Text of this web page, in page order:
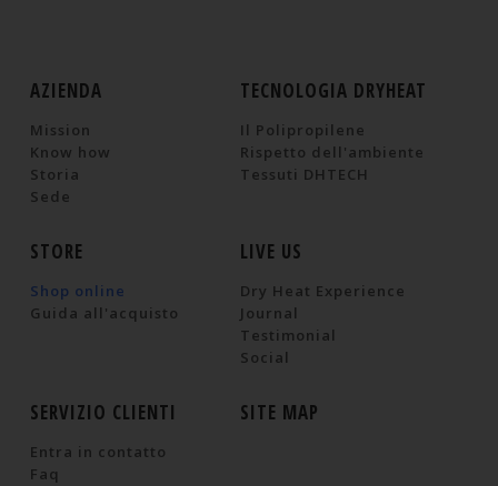
AZIENDA
Mission
Know how
Storia
Sede
TECNOLOGIA DRYHEAT
Il Polipropilene
Rispetto dell'ambiente
Tessuti DHTECH
STORE
Shop online
Guida all'acquisto
LIVE US
Dry Heat Experience
Journal
Testimonial
Social
SERVIZIO CLIENTI
Entra in contatto
Faq
SITE MAP